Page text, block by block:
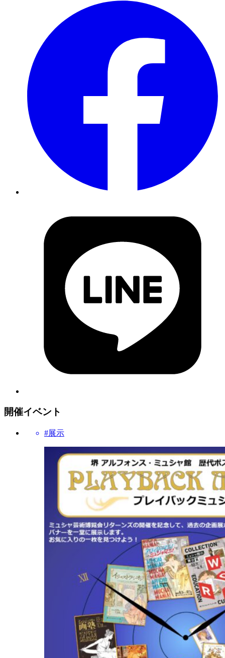
開催イベント
#展示